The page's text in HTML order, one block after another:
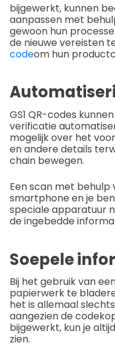
bijgewerkt, kunnen
aanpassen met
gewoon hun
de nieuwe vereisten
codeom hun
GS1 QR-codes
verificatie
mogelijk over het
en andere details
chain bewegen.
Een scan met
smartphone en je
speciale apparatuur
de ingebedde
Soepele
Bij het gebruik van
papierwerk te
het is allemaal
aangezien de
bijgewerkt, kun je
zien.